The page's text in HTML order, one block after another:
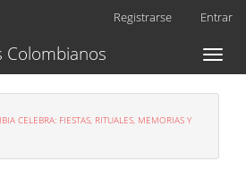
Registrarse Entrar
Toggle
Colombianos
CELEBRA: FIESTAS, RITUALES, MEMORIAS Y